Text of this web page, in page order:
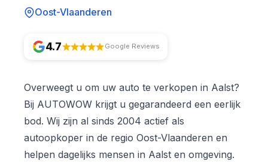
Oost-Vlaanderen
4.7 Google Reviews
Overweegt u om uw auto te verkopen in Aalst?
Bij AUTOWOW krijgt u gegarandeerd een eerlijk
bod. Wij zijn al sinds 2004 actief als
autoopkoper in de regio Oost-Vlaanderen en
helpen dagelijks mensen in Aalst en omgeving.